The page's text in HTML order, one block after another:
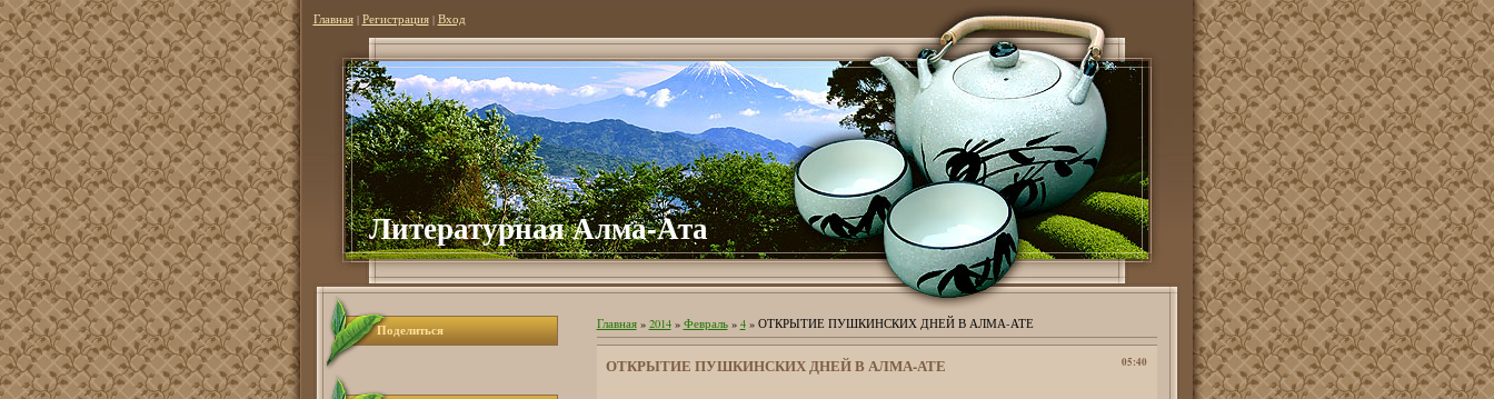
Главная| Регистрация| Вход
Литературная Алма-Ата
Поделиться Главная» 2014 » Февраль » 4» ОТКРЫТИЕ ПУШКИНСКИХ ДНЕЙ В АЛМА-АТЕ
05:40
ОТКРЫТИЕ ПУШКИНСКИХ ДНЕЙ В АЛМА-АТЕ